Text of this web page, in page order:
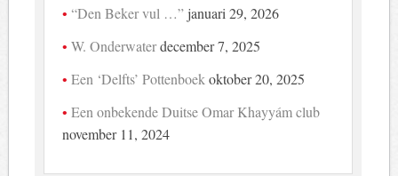
“Den Beker vul …” januari 29, 2026
W. Onderwaterdecember 7, 2025
Een ‘Delfts’ Pottenboek oktober 20, 2025
Een onbekende Duitse Omar Khayyám club
november 11, 2024